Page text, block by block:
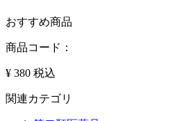
おすすめ商品
商品コード：
¥ 380 税込
関連カテゴリ